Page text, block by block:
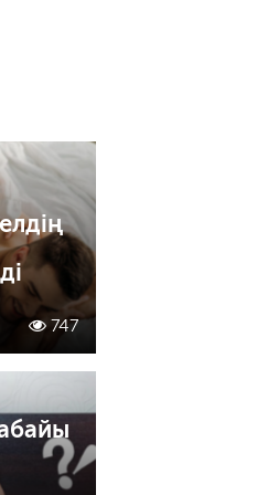
747